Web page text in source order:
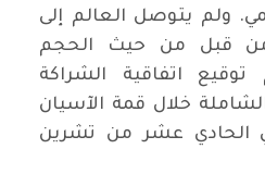
ولم يتوصل العالم إلى
من قبل من حيث الحجم
توقيع اتفاقية الشراكة
الشاملة خلال قمة الآسيان
الحادي عشر من تشرين